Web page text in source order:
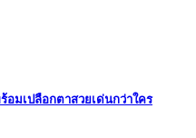
อมเปลือกตาสวยเด่นกว่าใคร